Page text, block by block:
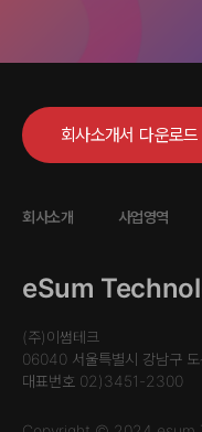
회사소개 사업영역
eSum
(주)이썸테크
06040 서울특별시 강남구
대표번호 02)3451-2300
회사소개서 다운로드